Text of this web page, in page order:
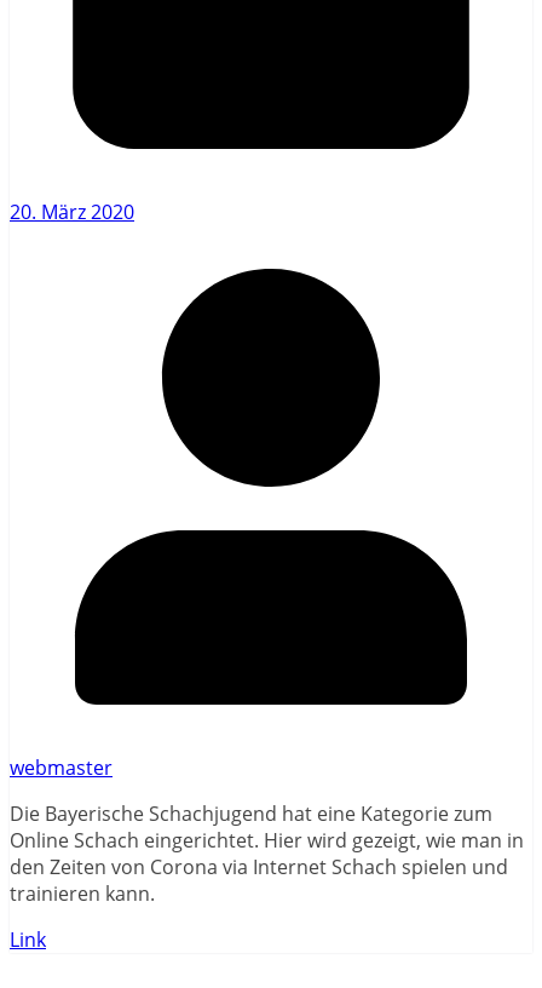
20. März 2020
webmaster
Die Bayerische Schachjugend hat eine Kategorie zum
Online Schach eingerichtet. Hier wird gezeigt, wie man in
den Zeiten von Corona via Internet Schach spielen und
trainieren kann.
Link